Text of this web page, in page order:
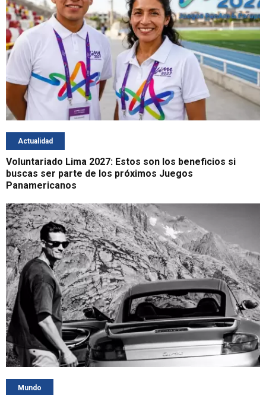
Actualidad
Voluntariado Lima 2027: Estos son los beneficios si
buscas ser parte de los próximos Juegos
Panamericanos
Mundo